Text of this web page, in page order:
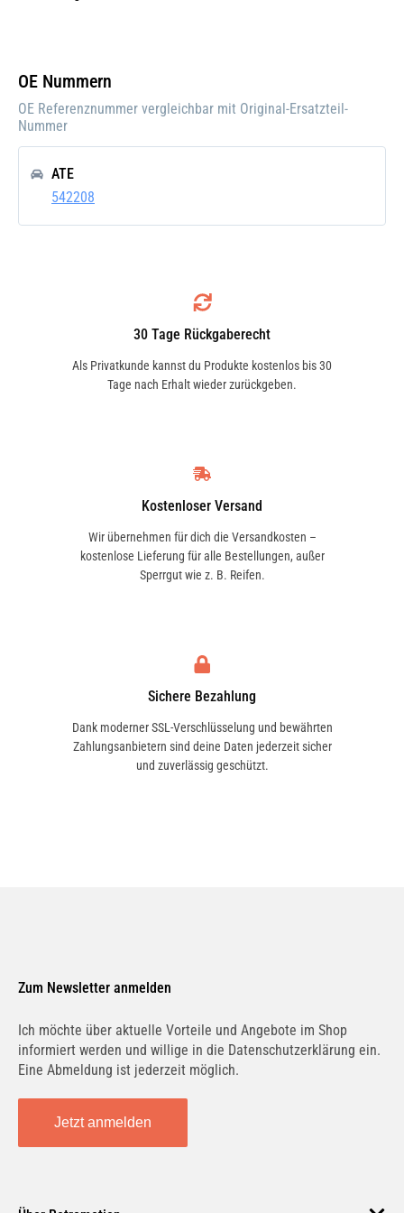
Pfand:
OE Nummern
OE Referenznummer vergleichbar mit Original-Ersatzteil-
Nummer
ATE
542208
30 Tage Rückgaberecht
Als Privatkunde kannst du Produkte kostenlos bis 30
Tage nach Erhalt wieder zurückgeben.
Kostenloser Versand
Wir übernehmen für dich die Versandkosten –
kostenlose Lieferung für alle Bestellungen, außer
Sperrgut wie z. B. Reifen.
Sichere Bezahlung
Dank moderner SSL-Verschlüsselung und bewährten
Zahlungsanbietern sind deine Daten jederzeit sicher
und zuverlässig geschützt.
Zum Newsletter anmelden
Ich möchte über aktuelle Vorteile und Angebote im Shop
informiert werden und willige in die Datenschutzerklärung ein.
Eine Abmeldung ist jederzeit möglich.
Jetzt anmelden